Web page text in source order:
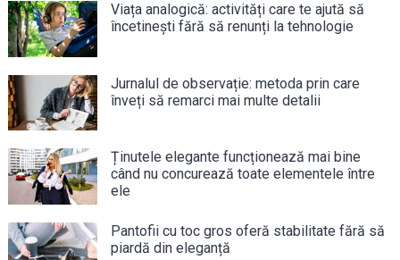
Viața analogică: activități care te ajută să
încetinești fără să renunți la tehnologie
Jurnalul de observație: metoda prin care
înveți să remarci mai multe detalii
Ținutele elegante funcționează mai bine
când nu concurează toate elementele între
ele
Pantofii cu toc gros oferă stabilitate fără să
piardă din eleganță